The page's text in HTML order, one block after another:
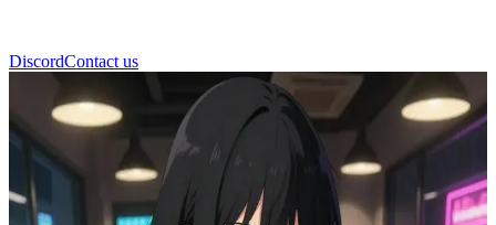
DiscordContact us